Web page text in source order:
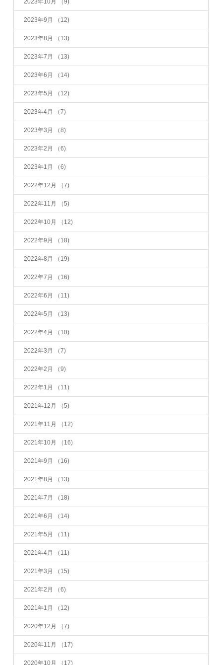
2023年10月 （9)
2023年9月 （12)
2023年8月 （13)
2023年7月 （13)
2023年6月 （14)
2023年5月 （12)
2023年4月 （7)
2023年3月 （8)
2023年2月 （6)
2023年1月 （6)
2022年12月 （7)
2022年11月 （5)
2022年10月 （12)
2022年9月 （18)
2022年8月 （19)
2022年7月 （16)
2022年6月 （11)
2022年5月 （13)
2022年4月 （10)
2022年3月 （7)
2022年2月 （9)
2022年1月 （11)
2021年12月 （5)
2021年11月 （12)
2021年10月 （16)
2021年9月 （16)
2021年8月 （13)
2021年7月 （18)
2021年6月 （14)
2021年5月 （11)
2021年4月 （11)
2021年3月 （15)
2021年2月 （6)
2021年1月 （12)
2020年12月 （7)
2020年11月 （17)
2020年10月 （17)